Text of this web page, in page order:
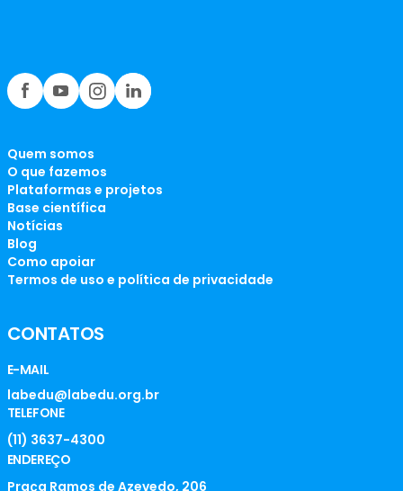
Quem somos
O que fazemos
Plataformas e projetos
Base científica
Notícias
Blog
Como apoiar
Termos de uso e política de privacidade
CONTATOS
E-MAIL
labedu@labedu.org.br
TELEFONE
(11) 3637-4300
ENDEREÇO
Praça Ramos de Azevedo, 206